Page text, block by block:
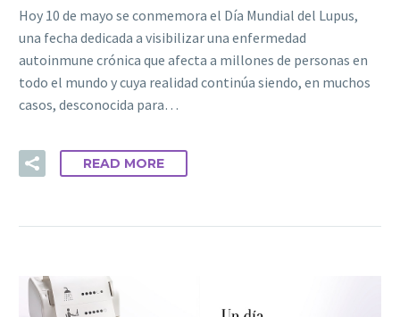
Hoy 10 de mayo se conmemora el Día Mundial del Lupus,
una fecha dedicada a visibilizar una enfermedad
autoinmune crónica que afecta a millones de personas en
todo el mundo y cuya realidad continúa siendo, en muchos
casos, desconocida para…
READ MORE